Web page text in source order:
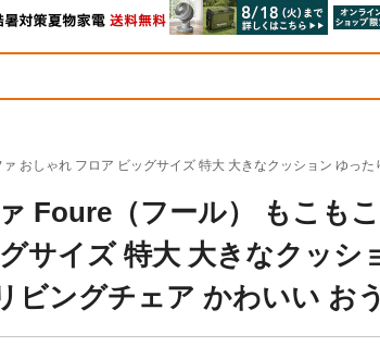
おしゃれ フロア ビッグサイズ 特大 大きなクッション ゆっ
Foure（フール） もこも
サイズ 特大 大きなクッシ
ビングチェア かわいい お